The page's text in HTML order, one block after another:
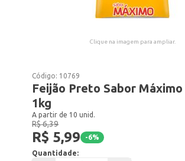
Clique na imagem para ampliar.
Código: 10769
Feijão Preto Sabor Máximo
1kg
A partir de 10 unid.
R$ 6,39
R$ 5,99 -6%
Quantidade: